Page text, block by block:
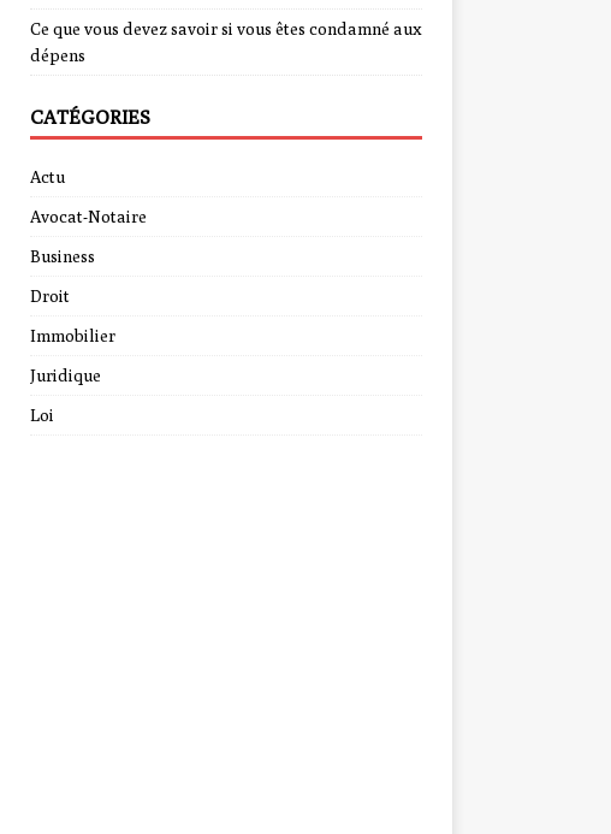
Ce que vous devez savoir si vous êtes condamné aux
dépens
CATÉGORIES
Actu
Avocat-Notaire
Business
Droit
Immobilier
Juridique
Loi